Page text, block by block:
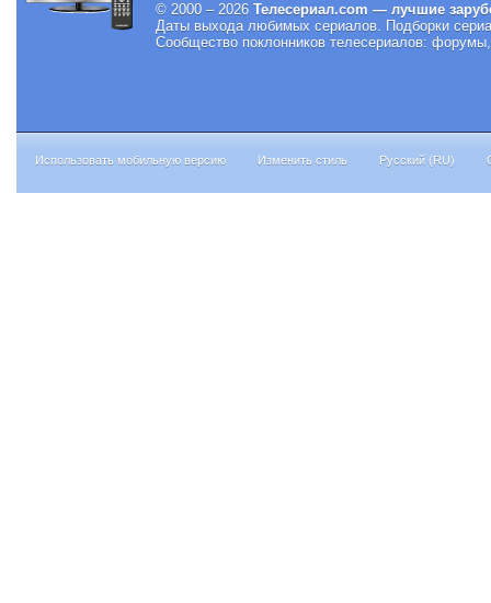
© 2000 – 2026 Телесериал.com — лучшие
Даты выхода любимых сериалов. Подборки
Сообщество поклонников телесериалов:
Использовать мобильную версию Изменить стиль Русский (RU)